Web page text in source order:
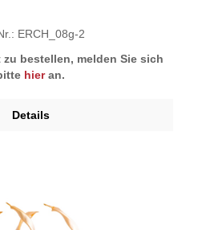
ERCH_08g-2
bestellen, melden Sie sich
hieran.
Details